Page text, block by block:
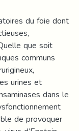
du foie dont
que soit
communs
urines et
dans le
de provoquer